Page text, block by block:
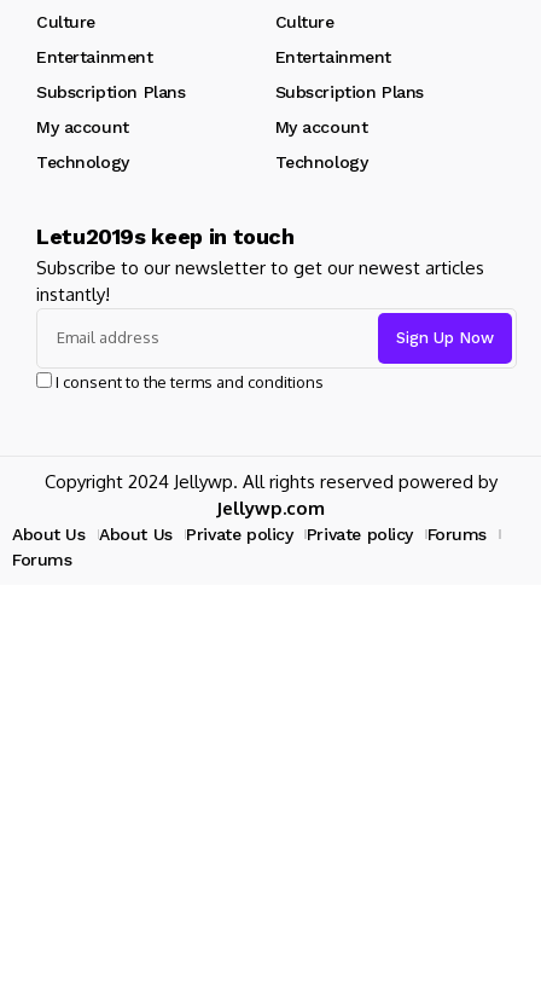
Culture
Culture
Entertainment
Entertainment
Subscription Plans
Subscription Plans
My account
My account
Technology
Technology
Letu2019s keep in touch
Subscribe to our newsletter to get our newest articles
instantly!
I consent to the terms and conditions
Copyright 2024 Jellywp. All rights reserved powered by
Jellywp.com
About Us About Us Private policy Private policy
Forums
Forums